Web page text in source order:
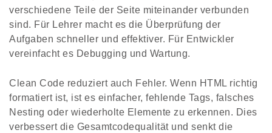
verschiedene Teile der Seite miteinander verbunden
sind. Für Lehrer macht es die Überprüfung der
Aufgaben schneller und effektiver. Für Entwickler
vereinfacht es Debugging und Wartung.
Clean Code reduziert auch Fehler. Wenn HTML richtig
formatiert ist, ist es einfacher, fehlende Tags, falsches
Nesting oder wiederholte Elemente zu erkennen. Dies
verbessert die Gesamtcodequalität und senkt die